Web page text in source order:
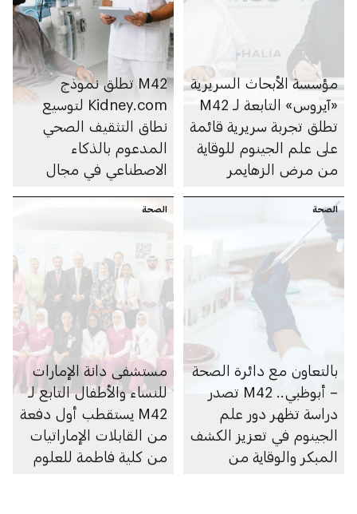
مؤسسة الأبحاث السريرية
«آيروس» التابعة لـ M42
تطلق تجربة سريرية قائمة
على علم الجينوم للوقاية
من مرض الزهايمر
M42 تطلق نموذج
Kidney.com لتوسيع
نطاق التثقيف الصحي
المدعوم بالذكاء
الاصطناعي في مجال
الصحة
بالتعاون مع دائرة الصحة
– أبوظبي.. M42 تصدر
دراسة تظهر دور علم
الجينوم في تعزيز الكشف
المبكر والوقاية من
الصحة
مستشفى دانة الإمارات
للنساء والأطفال التابع لـ
M42 يستقطب أول دفعة
من القابلات الإماراتيات
من كلية فاطمة للعلوم